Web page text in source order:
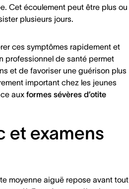
Cet écoulement peut être plus ou
plusieurs jours.
ces symptômes rapidement et
professionnel de santé permet
et de favoriser une guérison plus
important chez les jeunes
aux formes sévères d’otite
et examens
moyenne aiguë repose avant tout